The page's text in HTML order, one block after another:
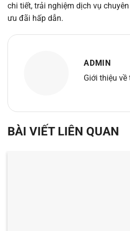
chi tiết, trải nghiệm dịch vụ
ưu đãi hấp dẫn.
ADMIN
Giới thiệu về
BÀI VIẾT LIÊN QUAN